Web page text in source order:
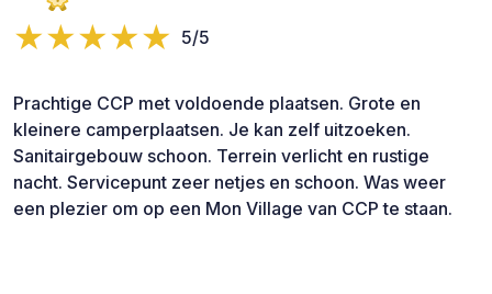
5/5
Prachtige CCP met voldoende plaatsen. Grote en
kleinere camperplaatsen. Je kan zelf uitzoeken.
Sanitairgebouw schoon. Terrein verlicht en rustige
nacht. Servicepunt zeer netjes en schoon. Was weer
een plezier om op een Mon Village van CCP te staan.